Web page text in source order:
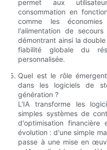
permet aux
consommation en
comme les
l'alimentation de
démontrant ainsi la
fiabilité globale du
personnalisée.
Quel est le rôle
dans les logiciels de
génération ?
L'IA transforme les
simples systèmes de
d'optimisation
évolution : d'une simple
passe à une mise en